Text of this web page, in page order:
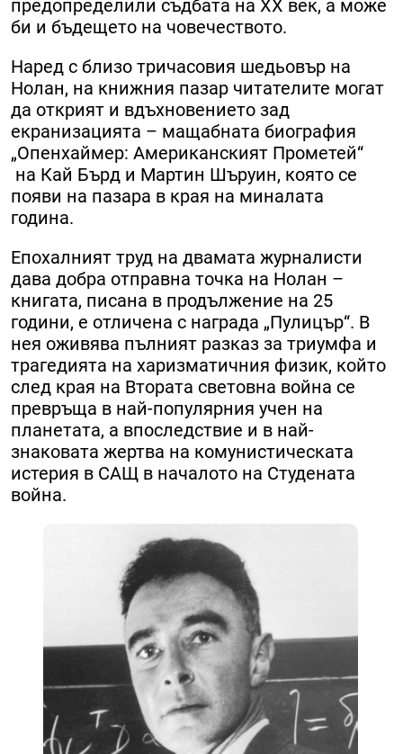
предопределили съдбата на XX век, а може
би и бъдещето на човечеството.
Наред с близо тричасовия шедьовър на
Нолан, на книжния пазар читателите могат
да открият и вдъхновението зад
екранизацията – мащабната биография
„Опенхаймер: Американският Прометей“
на Кай Бърд и Мартин Шъруин, която се
появи на пазара в края на миналата
година.
Епохалният труд на двамата журналисти
дава добра отправна точка на Нолан –
книгата, писана в продължение на 25
години, е отличена с награда „Пулицър“. В
нея оживява пълният разказ за триумфа и
трагедията на харизматичния физик, който
след края на Втората световна война се
превръща в най-популярния учен на
планетата, а впоследствие и в най-
знаковата жертва на комунистическата
истерия в САЩ в началото на Студената
война.